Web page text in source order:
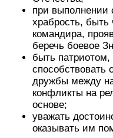
при выполнении
храбрость,
командира,
беречь боевое
быть патриотом,
способствовать
дружбы между
конфликты на
основе;
уважать
оказывать им